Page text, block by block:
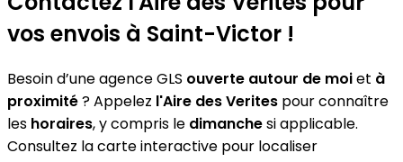
vos envois à Saint-Victor !
Besoin d’une agence GLS ouverte autour de moiet à
proximité? Appelez l'Aire des Verites pour connaître
les horaires, y compris le dimanchesi applicable.
Consultez la carte interactive pour localiser